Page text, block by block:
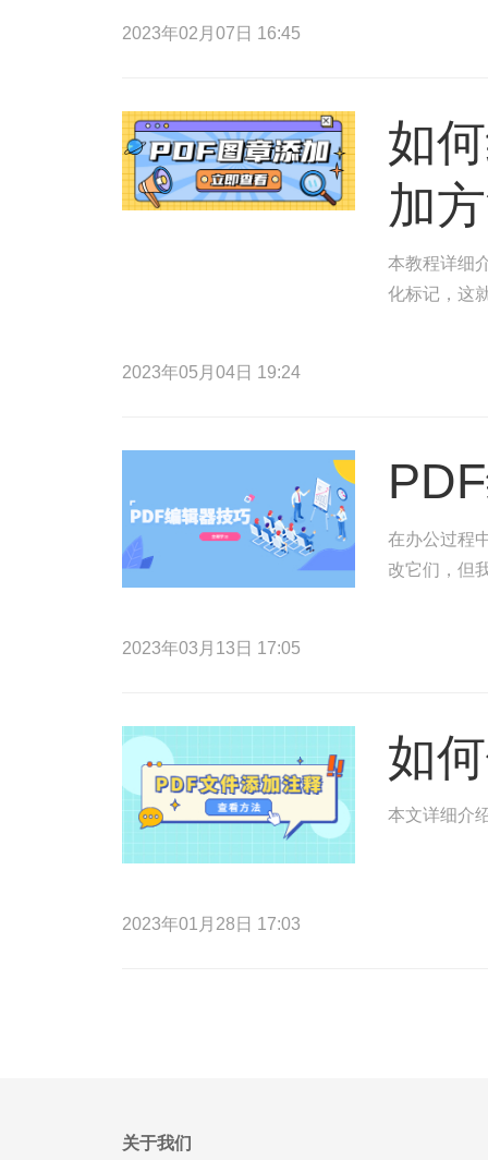
2023年02月07日 16:45
如
加
本教程详细
化标记，这
2023年05月04日 19:24
在办公过程
改它们，但
2023年03月13日 17:05
如
本文详细介
2023年01月28日 17:03
关于我们